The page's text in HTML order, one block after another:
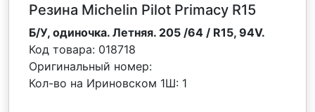
Резина Michelin Pilot Primacy R15
Б/У, одиночка. Летняя. 205 /64 / R15, 94V.
Код товара: 018718
Оригинальный номер:
Кол-во на Ириновском 1Ш: 1